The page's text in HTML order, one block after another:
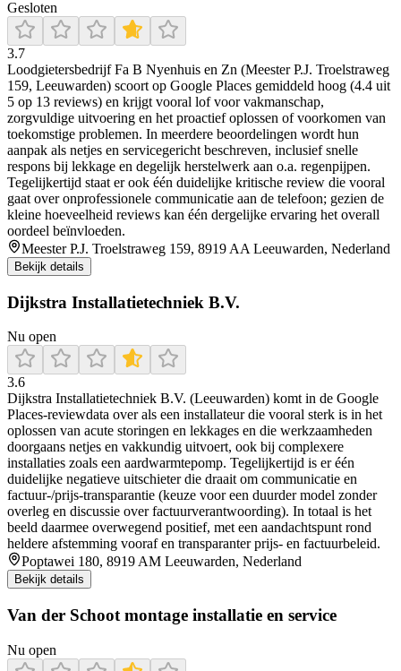
Gesloten
3.7
Loodgietersbedrijf Fa B Nyenhuis en Zn (Meester P.J. Troelstraweg
159, Leeuwarden) scoort op Google Places gemiddeld hoog (4.4 uit
5 op 13 reviews) en krijgt vooral lof voor vakmanschap,
zorgvuldige uitvoering en het proactief oplossen of voorkomen van
toekomstige problemen. In meerdere beoordelingen wordt hun
aanpak als netjes en servicegericht beschreven, inclusief snelle
respons bij lekkage en degelijk herstelwerk aan o.a. regenpijpen.
Tegelijkertijd staat er ook één duidelijke kritische review die vooral
gaat over onprofessionele communicatie aan de telefoon; gezien de
kleine hoeveelheid reviews kan één dergelijke ervaring het overall
oordeel beïnvloeden.
Meester P.J. Troelstraweg 159, 8919 AA Leeuwarden, Nederland
Bekijk details
Dijkstra Installatietechniek B.V.
Nu open
3.6
Dijkstra Installatietechniek B.V. (Leeuwarden) komt in de Google
Places-reviewdata over als een installateur die vooral sterk is in het
oplossen van acute storingen en lekkages en die werkzaamheden
doorgaans netjes en vakkundig uitvoert, ook bij complexere
installaties zoals een aardwarmtepomp. Tegelijkertijd is er één
duidelijke negatieve uitschieter die draait om communicatie en
factuur-/prijs-transparantie (keuze voor een duurder model zonder
overleg en discussie over factuurverantwoording). In totaal is het
beeld daarmee overwegend positief, met een aandachtspunt rond
heldere afstemming vooraf en transparanter prijs- en factuurbeleid.
Poptawei 180, 8919 AM Leeuwarden, Nederland
Bekijk details
Van der Schoot montage installatie en service
Nu open